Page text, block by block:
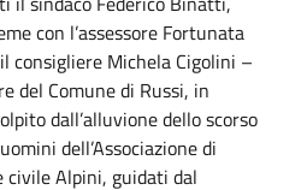
con l’assessore Fortunata
consigliere Michela Cigolini –
del Comune di Russi, in
dall’alluvione dello scorso
dell’Associazione di
Alpini, guidati dal